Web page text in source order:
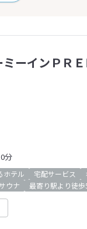
ーインＰＲＥ
分
ホテル 宅配サービス
ウナ 最寄り駅より徒